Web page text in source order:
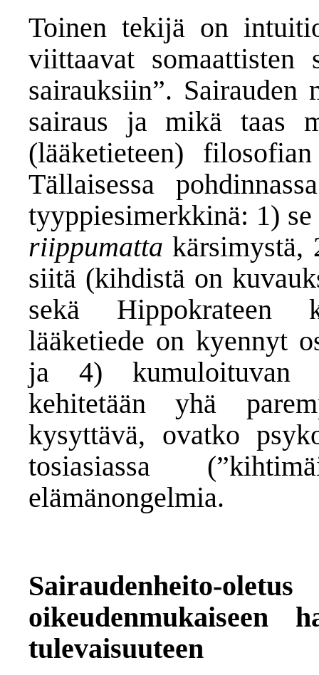
Toinen tekijä on
viittaavat somaattisten
sairauksiin”.
sairaus ja mikä taas
(lääketieteen)
Tällaisessa
tyyppiesimerkkinä: 1)
riippumatta kärsimystä,
siitä (kihdistä on
sekä Hippokrateen
lääketiede on kyennyt
ja 4) kumuloituvan
kehitetään yhä
kysyttävä, ovatko
tosiasiassa
elämänongelmia.
Sairaudenheito-
oikeudenmukaiseen
tulevaisuuteen